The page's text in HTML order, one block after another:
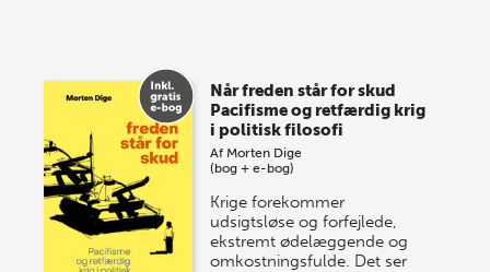
store sommer-lagersalg, så sæt kryds i kalenderen
onsdag den 10. j…
Når freden står for skud
Pacifisme og retfærdig krig
i politisk filosofi
Af Morten Dige
(bog + e-bog)
Krige forekommer
udsigtsløse og forfejlede,
ekstremt ødelæggende og
omkostningsfulde. Det ser